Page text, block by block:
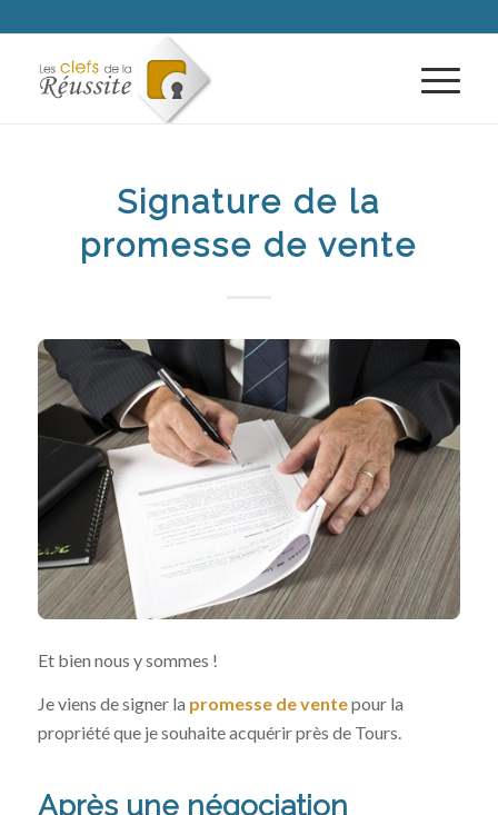
Signature de la
promesse de vente
Et bien nous y sommes !
Je viens de signer la promesse de ventepour la
propriété que je souhaite acquérir près de Tours.
Après une négociation